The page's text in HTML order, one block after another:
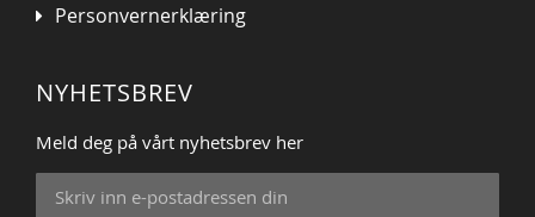
Personvernerklæring
NYHETSBREV
Meld deg på vårt nyhetsbrev her
Sign
Up